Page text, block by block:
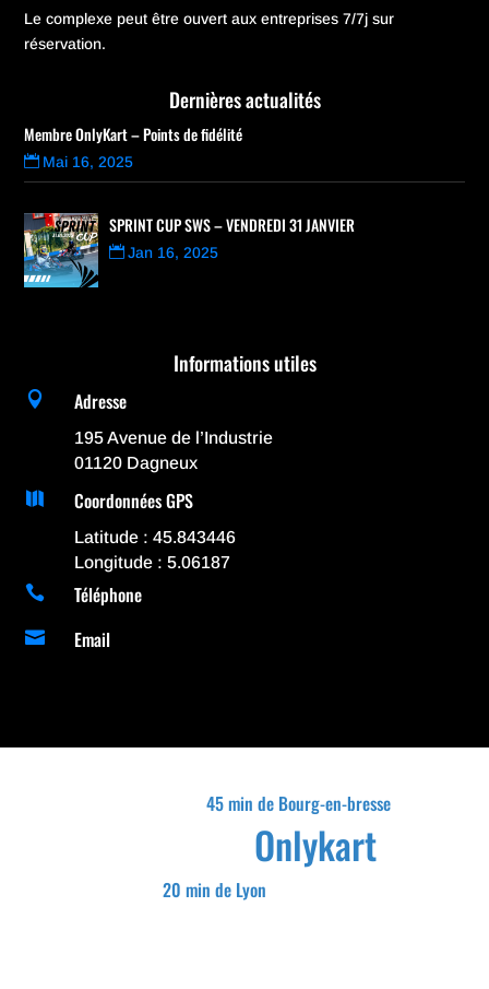
Le complexe peut être ouvert aux entreprises 7/7j sur
réservation.
Dernières actualités
Membre OnlyKart – Points de fidélité
Mai 16, 2025
SPRINT CUP SWS – VENDREDI 31 JANVIER
Jan 16, 2025
Informations utiles
 Adresse
195 Avenue de l’Industrie
01120 Dagneux
 Coordonnées GPS
Latitude : 45.843446
Longitude : 5.06187
 Téléphone
 Email
20 min de Lyon
Onlykart
45 min de Bourg-en-bresse